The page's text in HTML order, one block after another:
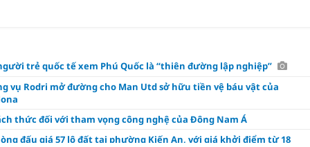
trẻ quốc tế xem Phú Quốc là “thiên đường lập nghiệp”
vụ Rodri mở đường cho Man Utd sở hữu tiền vệ báu vật của
thức đối với tham vọng công nghệ của Đông Nam Á
đấu giá 57 lô đất tại phường Kiến An, với giá khởi điểm từ 18